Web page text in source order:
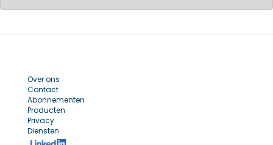
Over ons
Contact
Abonnementen
Producten
Privacy
Diensten